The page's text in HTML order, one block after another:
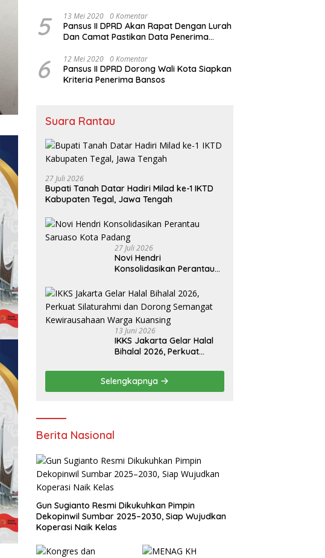
5 13 Mei 2020 0 Komentar
Pansus II DPRD Akan Rapat Dengan Lurah
Dan Camat Pastikan Data Penerima
6 12 Mei 2020 0 Komentar
Pansus II DPRD Dorong Wali Kota Siapkan
Kriteria Penerima Bansos
Suara Rantau
27 Juli 2026
Bupati Tanah Datar Hadiri Milad ke-1 IKTD
Kabupaten Tegal, Jawa Tengah
27 Juli 2026
Novi Hendri
Konsolidasikan Perantau
13 Juni 2026
IKKS Jakarta Gelar Halal
Bihalal 2026, Perkuat
Semangat Kewirausahaan
Warga Kuansing
Selengkapnya
Berita Nasional
Gun Sugianto Resmi Dikukuhkan Pimpin
Dekopinwil Sumbar 2025–2030, Siap Wujudkan
Koperasi Naik Kelas